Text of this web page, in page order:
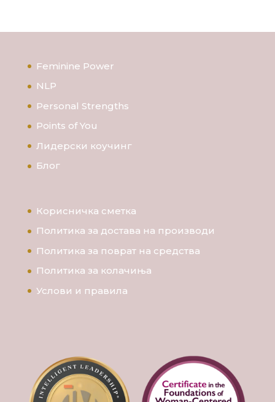
Feminine Power
NLP
Personal Strengths
Points of You
Лидерски коучинг
Блог
Корисничка сметка
Политика за достава на производи
Политика за поврат на средства
Политика за колачиња
Услови и правила